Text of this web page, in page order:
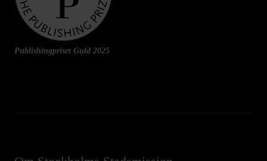
Publishingpriset Guld 2025